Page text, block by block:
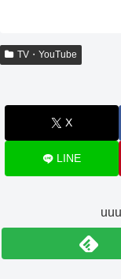
TV・YouTube
X
LINE